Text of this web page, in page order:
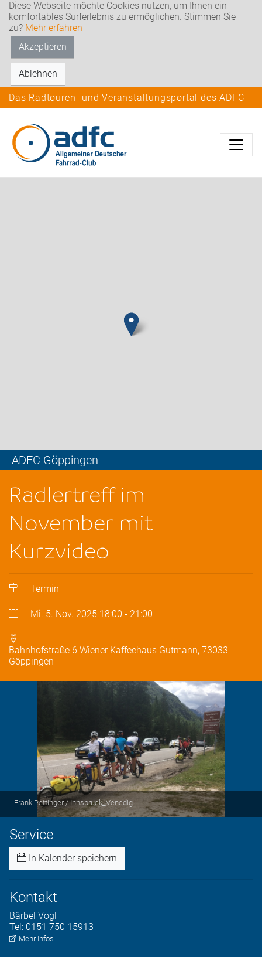
Diese Webseite möchte Cookies nutzen, um Ihnen ein
komfortables Surferlebnis zu ermöglichen. Stimmen Sie
zu? Mehr erfahren
Akzeptieren
Ablehnen
Das Radtouren- und Veranstaltungsportal des ADFC
ADFC Göppingen
Radlertreff im
November mit
Kurzvideo
Termin
Mi. 5. Nov. 2025 18:00 - 21:00
Bahnhofstraße 6 Wiener Kaffeehaus Gutmann, 73033
Göppingen
Frank Pettinger / Innsbruck_Venedig
Service
In Kalender speichern
Kontakt
Bärbel Vogl
Tel: 0151 750 15913
Mehr Infos